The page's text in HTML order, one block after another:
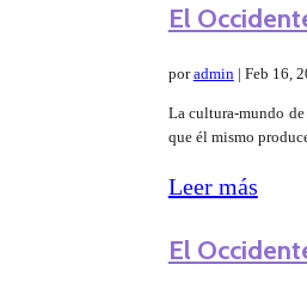
El
poradmin | Feb 16,
La cultura-mundo
que él mismo
Leer más
El